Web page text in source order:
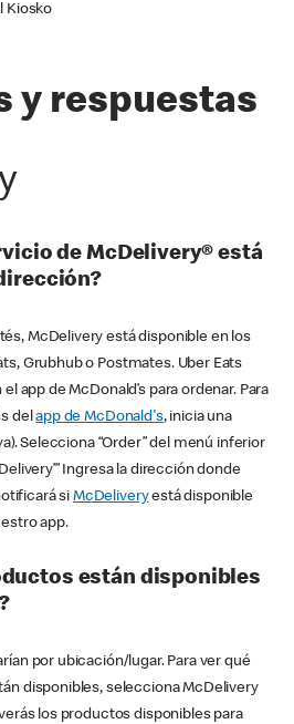
Kiosko
y respuestas
de McDelivery® está
McDelivery está disponible en los
Grubhub o Postmates. Uber Eats
app de McDonald’s para ordenar. Para
delapp de McDonald's, inicia una
Selecciona “Order” del menú inferior
Ingresa la dirección donde
si McDeliveryestá disponible
app.
están disponibles
por ubicación/lugar. Para ver qué
disponibles, selecciona McDelivery
los productos disponibles para